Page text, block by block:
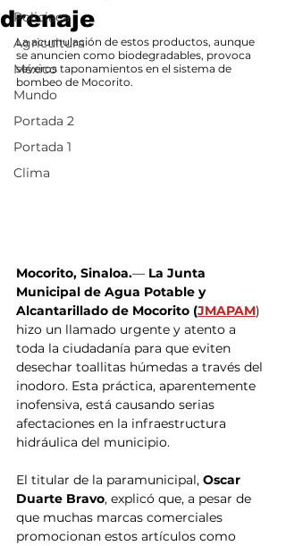
Policiaca
Agricultura
México
Mundo
Portada 2
Portada 1
Clima
drenaje
La acumulación de estos productos, aunque
se anuncien como biodegradables, provoca
severos taponamientos en el sistema de
bombeo de Mocorito.
Mocorito, Sinaloa.— La Junta
Municipal de Agua Potable y
Alcantarillado de Mocorito (JMAPAM)
hizo un llamado urgente y atento a
toda la ciudadanía para que eviten
desechar toallitas húmedas a través del
inodoro. Esta práctica, aparentemente
inofensiva, está causando serias
afectaciones en la infraestructura
hidráulica del municipio.
El titular de la paramunicipal, Oscar
Duarte Bravo, explicó que, a pesar de
que muchas marcas comerciales
promocionan estos artículos como